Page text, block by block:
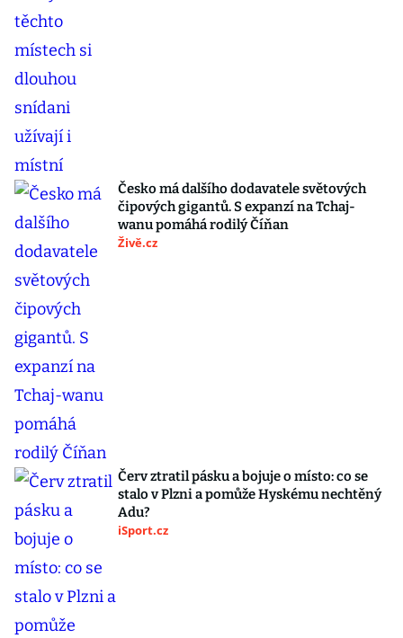
Česko má dalšího dodavatele světových
čipových gigantů. S expanzí na Tchaj-
wanu pomáhá rodilý Číňan
Živě.cz
Červ ztratil pásku a bojuje o místo: co se
stalo v Plzni a pomůže Hyskému nechtěný
Adu?
iSport.cz